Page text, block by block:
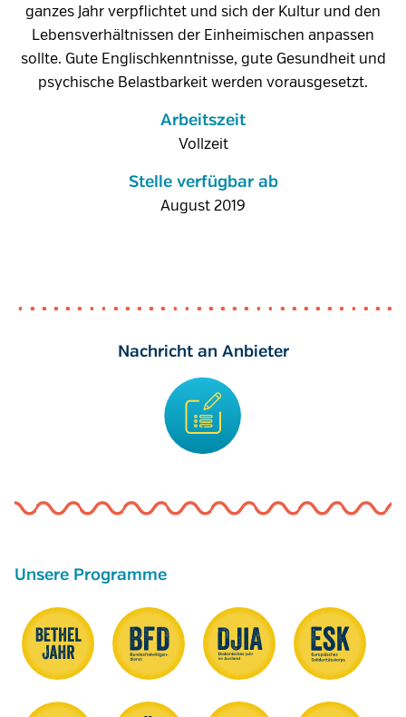
ganzes Jahr verpflichtet und sich der Kultur und den
Lebensverhältnissen der Einheimischen anpassen
sollte. Gute Englischkenntnisse, gute Gesundheit und
psychische Belastbarkeit werden vorausgesetzt.
Arbeitszeit
Vollzeit
Stelle verfügbar ab
August 2019
Nachricht an Anbieter
Unsere Programme